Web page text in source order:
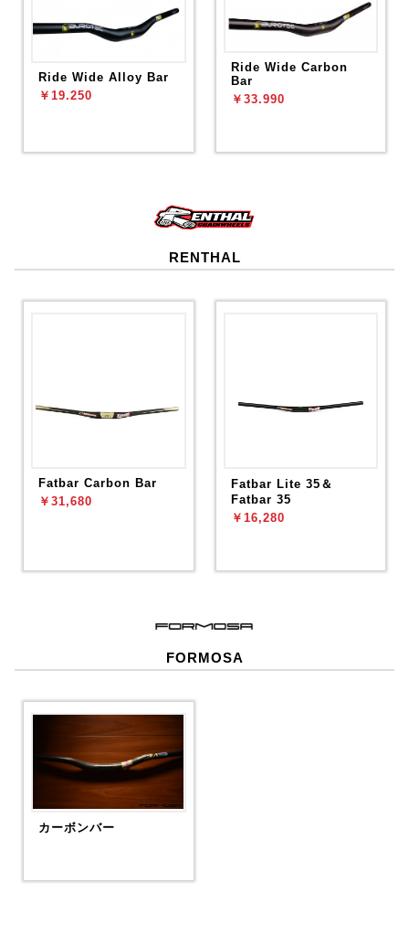
Ride Wide Alloy Bar
￥19.250
Ride Wide Carbon
Bar
￥33.990
RENTHAL
Fatbar Carbon Bar
￥31,680
Fatbar Lite 35＆
Fatbar 35
￥16,280
FORMOSA
カーボンバー